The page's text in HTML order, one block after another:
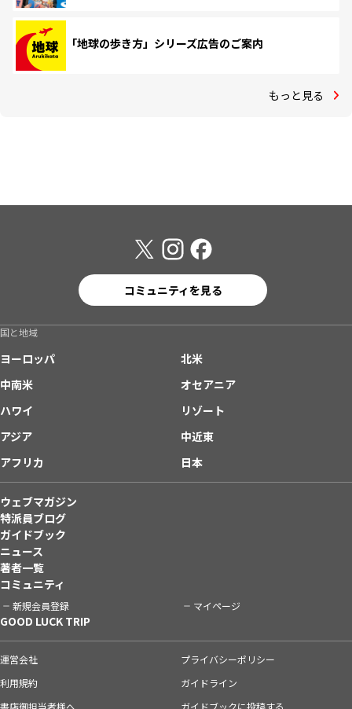
「地球の歩き方」シリーズ広告のご案内
もっと見る
コミュニティを見る
国と地域
ヨーロッパ
北米
中南米
オセアニア
ハワイ
リゾート
アジア
中近東
アフリカ
日本
ウェブマガジン
特派員ブログ
ガイドブック
ニュース
著者一覧
コミュニティ
新規会員登録 マイページ
GOOD LUCK TRIP
運営会社
プライバシーポリシー
利用規約
ガイドライン
書店御担当者様へ
ガイドブックに投稿する